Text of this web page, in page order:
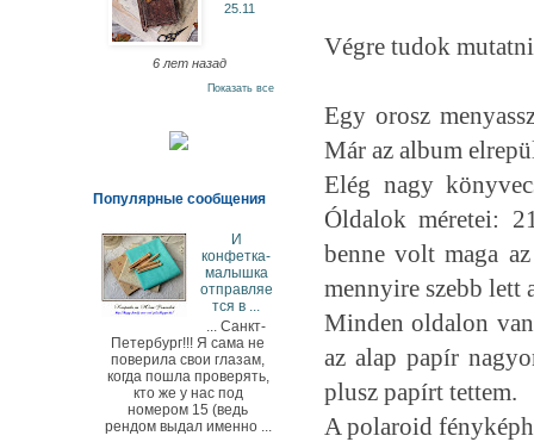
Végre tudok
Egy orosz
Már az album
Elég nagy
Óldalok méretei:
benne volt maga
mennyire szebb lett
Minden oldalon
az alap papír
plusz papírt tettem.
A polaroid
25.11
6 лет назад
Показать все
Популярные сообщения
И
конфетка-
малышка
отправляе
тся в ...
... Санкт-
Петербург!!! Я сама не
поверила свои глазам,
когда пошла проверять,
кто же у нас под
номером 15 (ведь
рендом выдал именно ...